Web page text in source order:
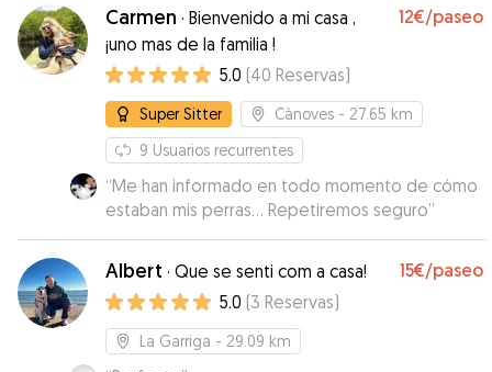
Carmen · Bienvenido a mi casa ,
¡uno mas de la familia !
12€/paseo
5.0 (40 Reservas)
Super Sitter Cànoves - 27.65 km
9 Usuarios recurrentes
“Me han informado en todo momento de cómo
estaban mis perras... Repetiremos seguro”
Albert · Que se senti com a casa! 15€/paseo
5.0 (3 Reservas)
La Garriga - 29.09 km